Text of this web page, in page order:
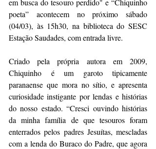
em busca do tesouro perdido" e “Chiquinho
poeta” acontecem no próximo sábado
(04/03), às 15h30, na biblioteca do SESC
Estação Saudades, com entrada livre.
Criado pela própria autora em 2009,
Chiquinho é um garoto tipicamente
paranaense que mora no sítio, e apresenta
curiosidade instigante por lendas e histórias
do nosso estado. “Cresci ouvindo histórias
da minha família de que tesouros foram
enterrados pelos padres Jesuítas, mescladas
com a lenda do Buraco do Padre, que agora